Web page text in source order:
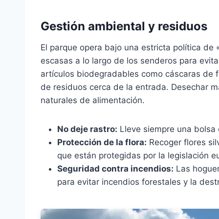
Gestión ambiental y residuos
El parque opera bajo una estricta política
escasas a lo largo de los senderos para
artículos biodegradables como cáscaras de
de residuos cerca de la entrada. Desechar
naturales de alimentación.
No deje rastro: Lleve siempre una
Protección de la flora: Recoger flores
que están protegidas por la legislación
Seguridad contra incendios: Las
para evitar incendios forestales y la